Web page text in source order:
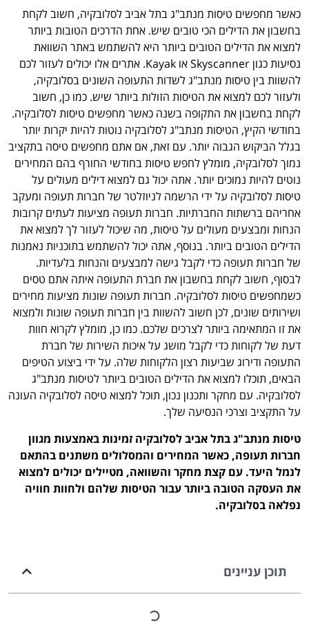
כאשר מחפשים טיסות מנתב"ג בתל אביב לסלובקיה, חשוב לקחת
בחשבון את הדילים הכי טובים שיש. אחת הדרכים הטובות ביותר
למצוא את הדילים הטובים ביותר היא להשתמש באתר השוואת
נסיעות כגון Skyscanner או Kayak. אתרים אלו יכולים לעזור לכם
להשוות בין טיסות מנתב"ג לשדות התעופה השונים בסלובקיה,
ולעזור לכם למצוא את הטיסות הזולות ביותר שיש. כמו כן, חשוב
לקחת בחשבון את התקופה בשנה כאשר מחפשים טיסות לסלובקיה.
בחודשי הקיץ, הטיסות מנתב"ג לסלובקיה נוטות להיות יקרות יותר
בגלל הביקוש הגבוה יותר. עם זאת, אם אתם מחפשים טיסה בתקציב
נמוך לסלובקיה, מומלץ לחפש טיסות בחודשי החורף בהם המחירים
נוטים להיות נמוכים יותר. אתה יכול גם למצוא דילים מעולים על
טיסות לסלובקיה על ידי הרשמה לניוזלטר של חברות תעופה ומעקב
אחריהם ברשתות החברתיות. חברות תעופה מציעות לעתים קרובות
הנחות ומבצעים מעולים על טיסות, מה שיכול לעזור לך למצוא את
הדילים הטובים ביותר. בנוסף, אתה יכול להשתמש בתוכניות נאמנות
של חברות תעופה כדי לקבל גישה למבצעים והנחות בלעדיות.
לבסוף, חשוב לקחת בחשבון את חברת התעופה איתה אתם טסים
כשמחפשים טיסות לסלובקיה. חברות תעופה שונות מציעות מחירים
ושירותים שונים, לכן חשוב להשוות בין חברות תעופה שונות ולמצוא
את זו המתאימה ביותר לצרכים שלכם. כמו כן, מומלץ לקרוא חוות
דעת של לקוחות כדי לקבל מושג על איכות השירות של חברת
התעופה ודירוג שביעות רצון הלקוחות שלה. על ידי ביצוע הטיפים
הבאים, תוכלו למצוא את הדילים הטובים ביותר לטיסות מנתב"ג
לסלובקיה. עם מחקר ותכנון נכון, תוכל למצוא טיסה לסלובקיה העונה
על התקציב וצרכי הנסיעה שלך.
טיסות מנתב"ג בתל אביב לסלובקיה זמינות באמצעות מגוון
חברות תעופה, כאשר המחירים והמסלולים משתנים בהתאם
לנמל היעד. עם קצת מחקר והשוואה, מטיילים יכולים למצוא
את העסקה הטובה ביותר עבור הטיסות שלהם ולחוות חוויה
נפלאה בסלובקיה.
תוכן עניינים